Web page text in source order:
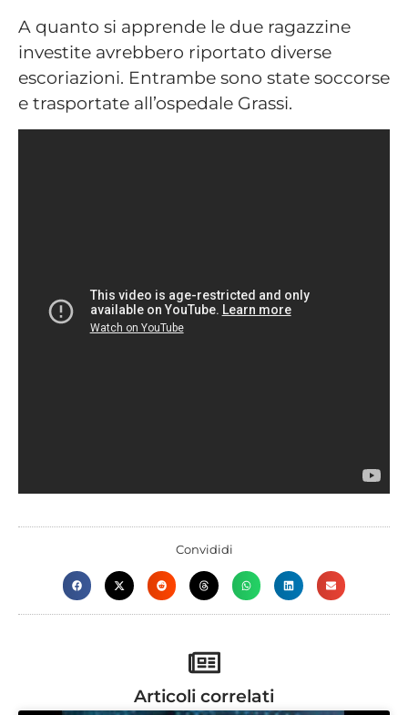
A quanto si apprende le due ragazzine
investite avrebbero riportato diverse
escoriazioni. Entrambe sono state soccorse
e trasportate all’ospedale Grassi.
Convididi
Articoli correlati